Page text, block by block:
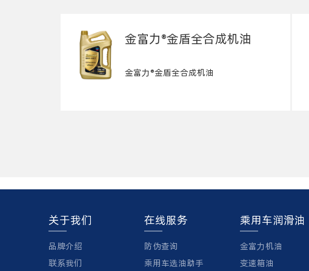
金富力®金盾全合成机油
金富力®金盾全合成机油
关于我们
品牌介绍
联系我们
在线服务
防伪查询
乘用车选油助手
乘用车润滑油
金富力机油
变速箱油